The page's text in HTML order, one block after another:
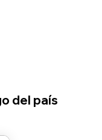
del país